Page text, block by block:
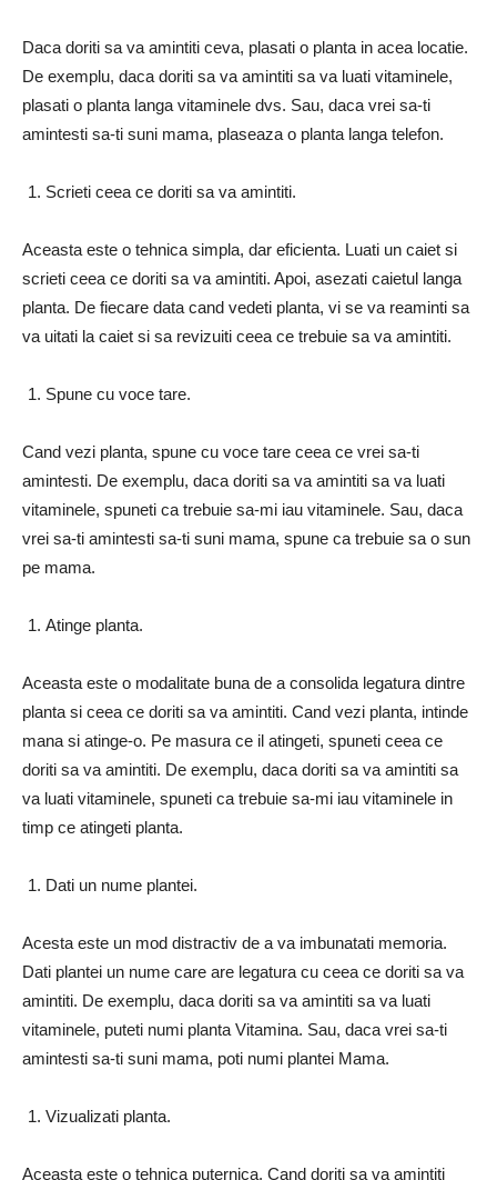
Daca doriti sa va amintiti ceva, plasati o planta in acea locatie.
De exemplu, daca doriti sa va amintiti sa va luati vitaminele,
plasati o planta langa vitaminele dvs. Sau, daca vrei sa-ti
amintesti sa-ti suni mama, plaseaza o planta langa telefon.
Scrieti ceea ce doriti sa va amintiti.
Aceasta este o tehnica simpla, dar eficienta. Luati un caiet si
scrieti ceea ce doriti sa va amintiti. Apoi, asezati caietul langa
planta. De fiecare data cand vedeti planta, vi se va reaminti sa
va uitati la caiet si sa revizuiti ceea ce trebuie sa va amintiti.
Spune cu voce tare.
Cand vezi planta, spune cu voce tare ceea ce vrei sa-ti
amintesti. De exemplu, daca doriti sa va amintiti sa va luati
vitaminele, spuneti ca trebuie sa-mi iau vitaminele. Sau, daca
vrei sa-ti amintesti sa-ti suni mama, spune ca trebuie sa o sun
pe mama.
Atinge planta.
Aceasta este o modalitate buna de a consolida legatura dintre
planta si ceea ce doriti sa va amintiti. Cand vezi planta, intinde
mana si atinge-o. Pe masura ce il atingeti, spuneti ceea ce
doriti sa va amintiti. De exemplu, daca doriti sa va amintiti sa
va luati vitaminele, spuneti ca trebuie sa-mi iau vitaminele in
timp ce atingeti planta.
Dati un nume plantei.
Acesta este un mod distractiv de a va imbunatati memoria.
Dati plantei un nume care are legatura cu ceea ce doriti sa va
amintiti. De exemplu, daca doriti sa va amintiti sa va luati
vitaminele, puteti numi planta Vitamina. Sau, daca vrei sa-ti
amintesti sa-ti suni mama, poti numi plantei Mama.
Vizualizati planta.
Aceasta este o tehnica puternica. Cand doriti sa va amintiti